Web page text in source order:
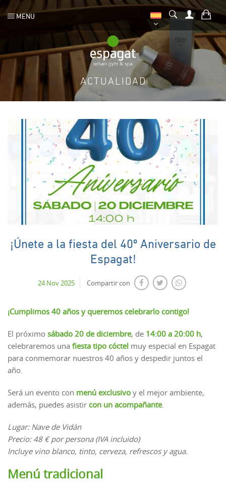
MENU
ACTUALIDAD
¡Únete a la fiesta del 40º Aniversario de
Espagat!
24 Nov 2025 Compartir con
¡Cumplimos 40 años y queremos celebrarlo contigo!
El próximo sábado 20 de diciembre, de 14:00 a 20:00 h,
celebraremos una fiesta tipo cóctel muy especial en Espagat
para conmemorar nuestros 40 años y despedir juntos el
año.
Será un evento con menú exclusivo y el mejor ambiente,
además, puedes asistir con un acompañante.
Lugar: Nave de Vidán
Precio: 48 € por persona (IVA incluido)
Incluye vino blanco, tinto, cerveza, refrescos y agua.
Menú tradicional